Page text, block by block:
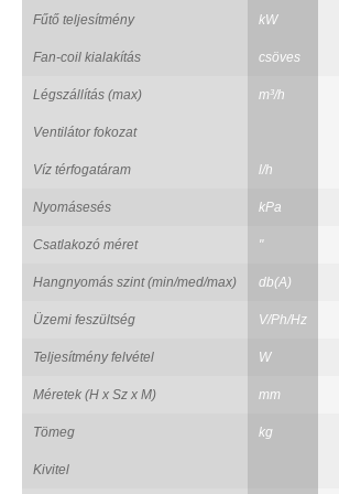
Fűtő teljesítmény kW
Fan-coil kialakítás csöves
Légszállítás (max) m³/h
Ventilátor fokozat
Víz térfogatáram l/h
Nyomásesés kPa
Csatlakozó méret "
Hangnyomás szint (min/med/max) db(A)
Üzemi feszültség V/Ph/Hz
Teljesítmény felvétel W
Méretek (H x Sz x M) mm
Tömeg kg
Kivitel